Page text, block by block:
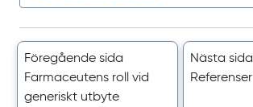
Föregående sida
Farmaceutens roll vid
generiskt utbyte
Nästa sida
Referenser